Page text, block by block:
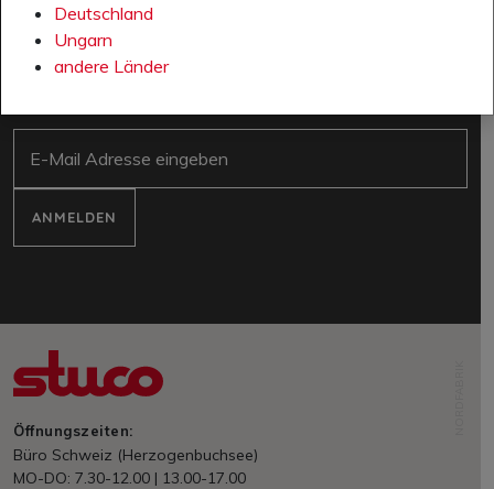
NEWSLETTER
ANMELDEN
Öffnungszeiten:
Büro Schweiz (Herzogenbuchsee)
MO-DO: 7.30-12.00 | 13.00-17.00
Deutschland
Ungarn
andere Länder